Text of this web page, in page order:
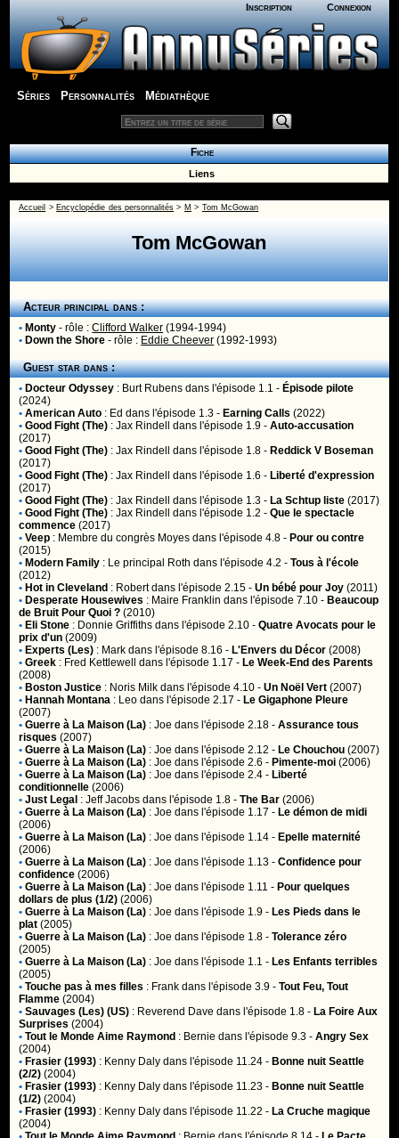
Inscription Connexion
Séries Personnalités Médiathèque
Fiche
Liens
Accueil > Encyclopédie des personnalités > M > Tom McGowan
Tom McGowan
Acteur principal dans :
• Monty - rôle :Clifford Walker (1994-1994)
• Down the Shore - rôle : Eddie Cheever (1992-1993)
Guest star dans :
• Docteur Odyssey : Burt Rubens dans l'épisode 1.1 - Épisode pilote
(2024)
• American Auto : Ed dans l'épisode 1.3 - Earning Calls (2022)
• Good Fight (The) :Jax Rindell dans l'épisode 1.9 -Auto-accusation
(2017)
• Good Fight (The) :Jax Rindell dans l'épisode 1.8 - Reddick V Boseman
(2017)
• Good Fight (The) :Jax Rindell dans l'épisode 1.6 - Liberté d'expression
(2017)
• Good Fight (The) :Jax Rindell dans l'épisode 1.3 - La Schtup liste (2017)
• Good Fight (The) :Jax Rindell dans l'épisode 1.2 -Que le spectacle
commence (2017)
• Veep : Membre du congrès Moyes dans l'épisode 4.8 - Pour ou contre
(2015)
• Modern Family : Le principal Roth dans l'épisode 4.2 -Tous à l'école
(2012)
• Hot in Cleveland : Robertdans l'épisode 2.15 -Un bébé pour Joy (2011)
• Desperate Housewives : Maire Franklin dans l'épisode 7.10 - Beaucoup
de Bruit Pour Quoi ? (2010)
• Eli Stone : Donnie Griffiths dans l'épisode 2.10 -Quatre Avocats pour le
prix d'un (2009)
• Experts (Les) : Mark dans l'épisode 8.16 - L'Envers du Décor (2008)
• Greek : Fred Kettlewell dans l'épisode 1.17 - Le Week-End des Parents
(2008)
• Boston Justice : Noris Milk dans l'épisode 4.10 -Un Noël Vert (2007)
• Hannah Montana : Leo dans l'épisode 2.17 - Le Gigaphone Pleure
(2007)
• Guerre à La Maison (La) :Joe dans l'épisode 2.18 -Assurance tous
risques (2007)
• Guerre à La Maison (La) :Joe dans l'épisode 2.12 - Le Chouchou (2007)
• Guerre à La Maison (La) :Joe dans l'épisode 2.6 - Pimente-moi (2006)
• Guerre à La Maison (La) :Joe dans l'épisode 2.4 - Liberté
conditionnelle (2006)
• Just Legal :Jeff Jacobs dans l'épisode 1.8 -The Bar (2006)
• Guerre à La Maison (La) :Joe dans l'épisode 1.17 - Le démon de midi
(2006)
• Guerre à La Maison (La) :Joe dans l'épisode 1.14 - Epelle maternité
(2006)
• Guerre à La Maison (La) :Joe dans l'épisode 1.13 -Confidence pour
confidence (2006)
• Guerre à La Maison (La) :Joe dans l'épisode 1.11 - Pour quelques
dollars de plus (1/2) (2006)
• Guerre à La Maison (La) :Joe dans l'épisode 1.9 - Les Pieds dans le
plat (2005)
• Guerre à La Maison (La) :Joe dans l'épisode 1.8 -Tolerance zéro
(2005)
• Guerre à La Maison (La) :Joe dans l'épisode 1.1 - Les Enfants terribles
(2005)
• Touche pas à mes filles : Frank dans l'épisode 3.9 -Tout Feu, Tout
Flamme (2004)
• Sauvages (Les) (US) : Reverend Dave dans l'épisode 1.8 - La Foire Aux
Surprises (2004)
• Tout le Monde Aime Raymond : Bernie dans l'épisode 9.3 -Angry Sex
(2004)
• Frasier (1993) : Kenny Daly dans l'épisode 11.24 - Bonne nuit Seattle
(2/2) (2004)
• Frasier (1993) : Kenny Daly dans l'épisode 11.23 - Bonne nuit Seattle
(1/2) (2004)
• Frasier (1993) : Kenny Daly dans l'épisode 11.22 - La Cruche magique
(2004)